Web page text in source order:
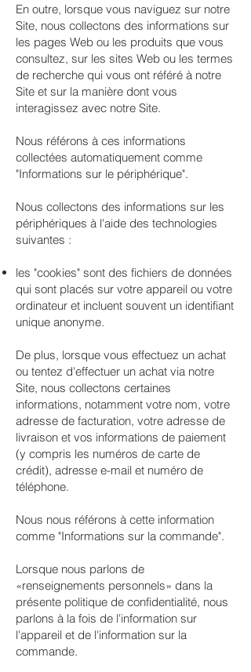
En outre, lorsque vous naviguez sur notre
Site, nous collectons des informations sur
les pages Web ou les produits que vous
consultez, sur les sites Web ou les termes
de recherche qui vous ont référé à notre
Site et sur la manière dont vous
interagissez avec notre Site.
Nous référons à ces informations
collectées automatiquement comme
"Informations sur le périphérique".
Nous collectons des informations sur les
périphériques à l'aide des technologies
suivantes :
les "cookies" sont des fichiers de données
qui sont placés sur votre appareil ou votre
ordinateur et incluent souvent un identifiant
unique anonyme.
De plus, lorsque vous effectuez un achat
ou tentez d'effectuer un achat via notre
Site, nous collectons certaines
informations, notamment votre nom, votre
adresse de facturation, votre adresse de
livraison et vos informations de paiement
(y compris les numéros de carte de
crédit), adresse e-mail et numéro de
téléphone.
Nous nous référons à cette information
comme "Informations sur la commande".
Lorsque nous parlons de
«renseignements personnels» dans la
présente politique de confidentialité, nous
parlons à la fois de l'information sur
l'appareil et de l'information sur la
commande.